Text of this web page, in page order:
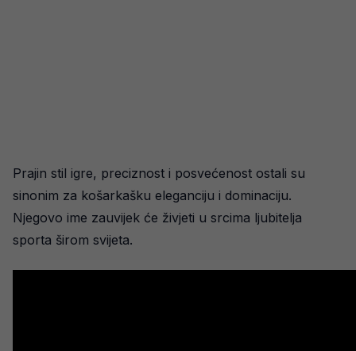
Prajin stil igre, preciznost i posvećenost ostali su
sinonim za košarkašku eleganciju i dominaciju.
Njegovo ime zauvijek će živjeti u srcima ljubitelja
sporta širom svijeta.